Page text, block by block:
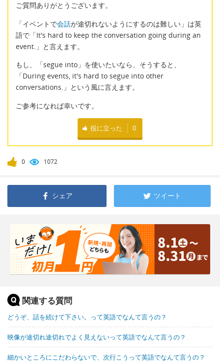
ご質問ありがとうございます。
「イベントで会話が途切れないようにするのは難しい」は英
語で「It's hard to keep the conversation going during an
event.」と言えます。
もし、「segue into」を使いたいなら、そうすると、
「During events, it's hard to segue into other
conversations.」という風に言えます。
ご参考になれば幸いです。
役に立った 0
0 1072
シェア ツイート
関連する質問
どうぞ、話を続けて下さい。って英語でなんて言うの？
映像が途切れ途切れでよく見えないって英語でなんて言うの？
細かいところにこだわらないで、次行こうって英語でなんて言うの？